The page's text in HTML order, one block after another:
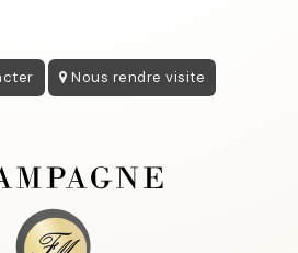
Nous rendre visite